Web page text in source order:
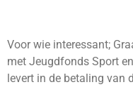
Voor wie interessant;
met Jeugdfonds Sport
levert in de betaling van